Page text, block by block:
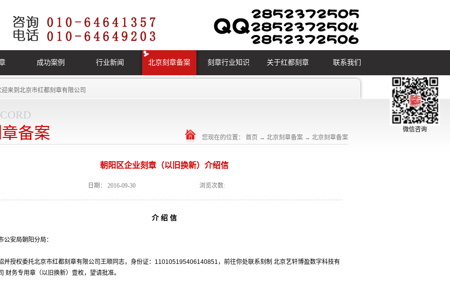
成功案例 行业新闻 北京刻章备案 刻章行业知识 关于红都刻章 联系我们
迎来到 北京市红都刻章有限公司
备案
您现在的位置： 首页 → 北京刻章备案 → 北京刻章备案
朝阳区企业刻章（以旧换新）介绍信
日期： 2016-09-30 浏览次数:
介 绍 信
公安局朝阳分局：
并授权委托北京市红都刻章有限公司王顺同志，身份证：110105195406140851，前往你处联系刻制 北京艺轩博盈数字科技有
财务专用章（以旧换新）壹枚，望请批准。
微信咨询